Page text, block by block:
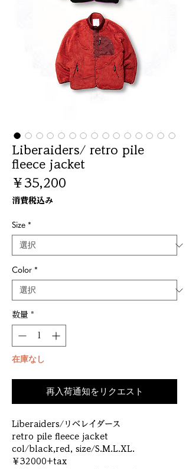
Liberaiders/ retro pile
fleece jacket
￥35,200
消費税込み
Size *
Color *
数量 *
在庫なし
再入荷通知をリクエスト
Liberaiders/リベレイダース
retro pile fleece jacket
col/black,red, size/S.M.L.XL.
￥32000+tax